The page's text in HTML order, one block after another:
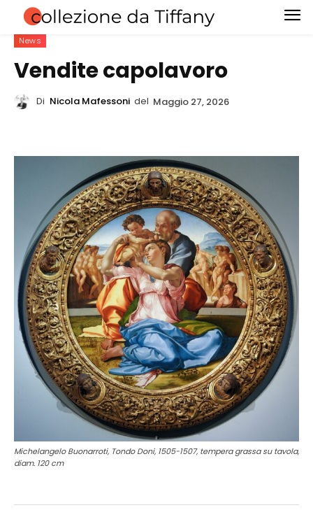
News
Vendite capolavoro
Di Nicola Mafessoni del Maggio 27, 2026
Michelangelo Buonarroti, Tondo Doni, 1505-1507, tempera grassa su tavola,
diam. 120 cm